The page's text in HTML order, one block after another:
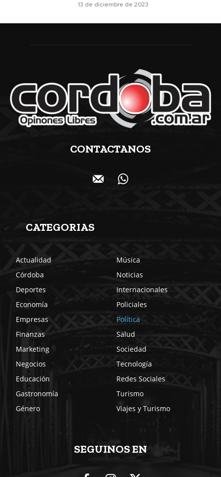
13 de diciembre de 2023
CONTACTANOS
CATEGORIAS
Actualidad
Córdoba
Deportes
Economía
Empresas
Finanzas
Marketing
Negocios
Educación
Gastronomía
Género
Música
Noticias
Internacionales
Policiales
Política
Salud
Sociedad
Tecnología
Redes Sociales
Turismo
Viajes y Turismo
SEGUINOS EN